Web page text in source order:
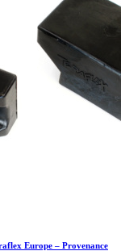
Europe – Provenance